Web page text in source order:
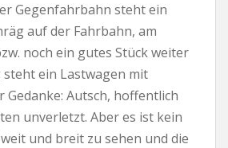
Gegenfahrbahn steht ein
auf der Fahrbahn, am
noch ein gutes Stück weiter
ein Lastwagen mit
Gedanke: Autsch, hoffentlich
unverletzt. Aber es ist kein
und breit zu sehen und die